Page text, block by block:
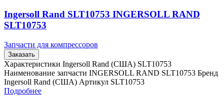
Ingersoll Rand SLT10753 INGERSOLL RAND
SLT10753
Запчасти для компрессоров
Заказать
Характеристики Ingersoll Rand (США) SLT10753
Наименование запчасти INGERSOLL RAND SLT10753 Бренд
Ingersoll Rand (США) Артикул SLT10753
Подробнее